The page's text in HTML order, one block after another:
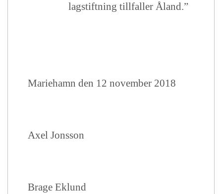
lagstiftning tillfaller Åland.”
Mariehamn den 12 november 2018
Axel Jonsson
Brage Eklund